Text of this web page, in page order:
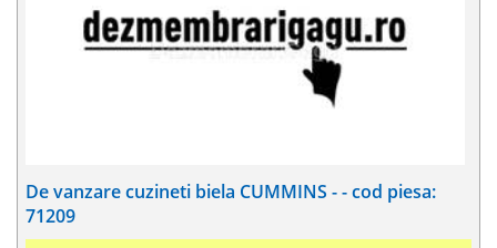
De vanzare cuzineti biela CUMMINS - - cod piesa:
71209